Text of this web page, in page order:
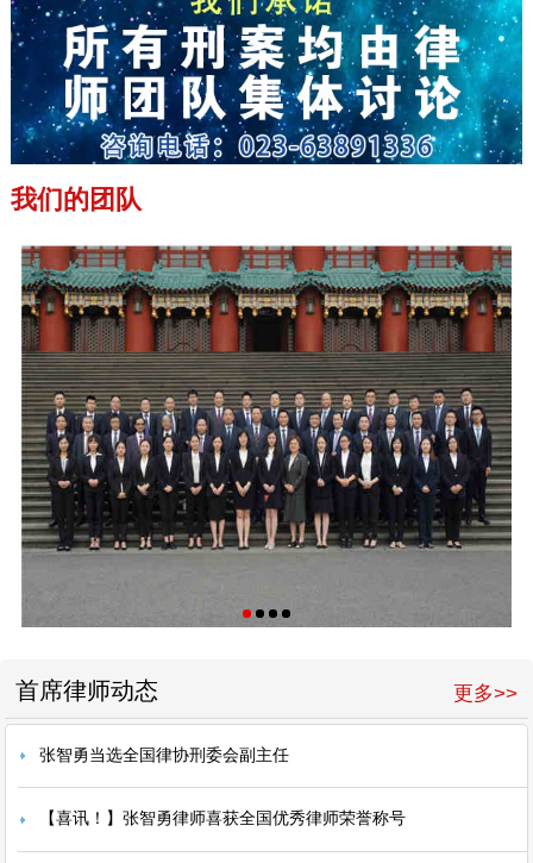
我们的团队
更多>>
首席律师动态
张智勇当选全国律协刑委会副主任
【喜讯！】张智勇律师喜获全国优秀律师荣誉称号